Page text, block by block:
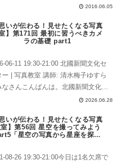
清水です。新日本ホーム ✖️ はっ
ォトグラファーががママさん達に写
影のコツ...
2016.06.05
思いが伝わる！見せたくなる写真
】第171回 最初に習うべきカメ
ラの基礎 part1
06-11 19:30-21:00 北國新聞文化セ
ー | 写真教室 講師: 清水梅子ゆすら
なさんこんばんは。北國新聞文化セ
ー | 写真教室 講師: 清水梅子さて、
べき、、、、とは...
2026.06.28
思いが伝わる！見せたくなる写真
】第56回 星空を撮ってみよう
「星空の写真から星座を探そ
08-26 19:30-21:00今日は1名欠席で